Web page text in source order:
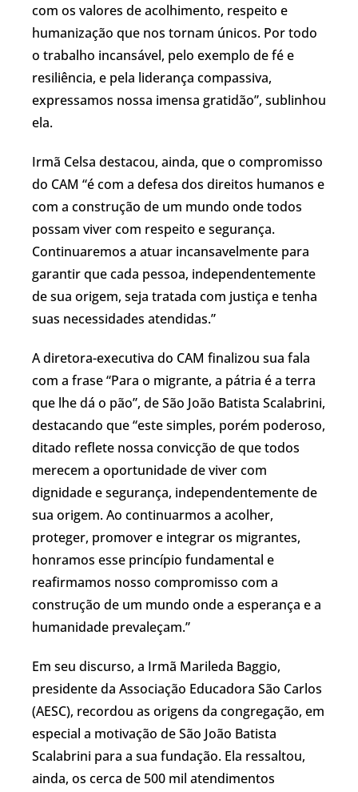
com os valores de acolhimento, respeito e
humanização que nos tornam únicos. Por todo
o trabalho incansável, pelo exemplo de fé e
resiliência, e pela liderança compassiva,
expressamos nossa imensa gratidão”, sublinhou
ela.
Irmã Celsa destacou, ainda, que o compromisso
do CAM “é com a defesa dos direitos humanos e
com a construção de um mundo onde todos
possam viver com respeito e segurança.
Continuaremos a atuar incansavelmente para
garantir que cada pessoa, independentemente
de sua origem, seja tratada com justiça e tenha
suas necessidades atendidas.”
A diretora-executiva do CAM finalizou sua fala
com a frase “Para o migrante, a pátria é a terra
que lhe dá o pão”, de São João Batista Scalabrini,
destacando que “este simples, porém poderoso,
ditado reflete nossa convicção de que todos
merecem a oportunidade de viver com
dignidade e segurança, independentemente de
sua origem. Ao continuarmos a acolher,
proteger, promover e integrar os migrantes,
honramos esse princípio fundamental e
reafirmamos nosso compromisso com a
construção de um mundo onde a esperança e a
humanidade prevaleçam.”
Em seu discurso, a Irmã Marileda Baggio,
presidente da Associação Educadora São Carlos
(AESC), recordou as origens da congregação, em
especial a motivação de São João Batista
Scalabrini para a sua fundação. Ela ressaltou,
ainda, os cerca de 500 mil atendimentos